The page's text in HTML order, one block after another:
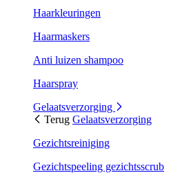
Haarkleuringen
Haarmaskers
Anti luizen shampoo
Haarspray
Gelaatsverzorging
Terug Gelaatsverzorging
Gezichtsreiniging
Gezichtspeeling gezichtsscrub